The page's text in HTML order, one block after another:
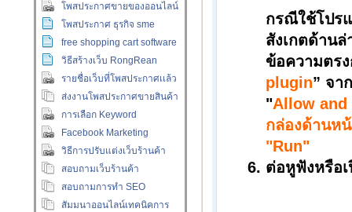
โพสประกาศขายของออนไลน์
โพสประกาศ ธุรกิจ sme
free shopping cart software
วิธีสร้างเว็บ RongRean
รายชื่อเว็บที่โพสประกาศเเล้ว
ส่งงานโพสประกาศขายสินค้า
การเลือก Keyword
Facebook Marketing
วิธีการปรับแต่งเว็บร้านค้า
สอบถามเว็บร้านค้า
สอบถามการทำ SEO
สัมมนาออนไลน์เทคนิคการ
กรณีใช้โปร
สังเกตด้าน
ข้อความตรง
plugin” จา
"Allow and
กล่องด้านห
"Run"
ต่อหูฟังหรือเ